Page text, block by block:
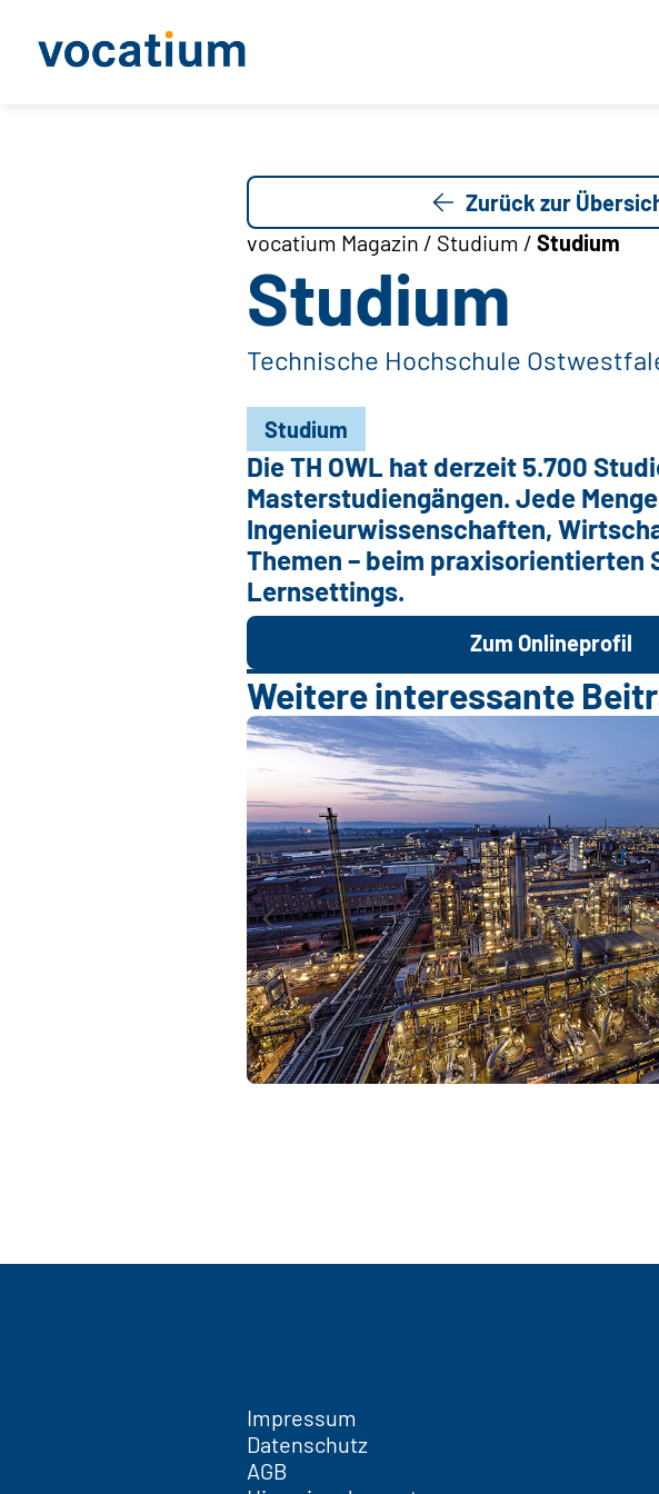
Zurück zur
vocatium Magazin / Studium / Studium
Studium
Technische Hochschule
Studium
Die TH OWL hat derzeit 5.700
Masterstudiengängen. Jede
Ingenieurwissenschaften,
Themen – beim praxisorientierten
Lernsettings.
Zum Onlineprofil
Weitere interessante
Impressum
Datenschutz
AGB